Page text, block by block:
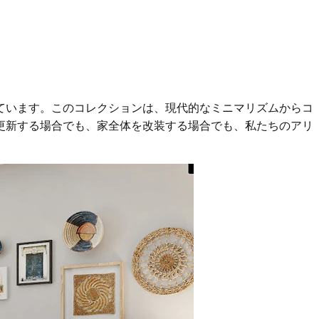
ます。このコレクションは、現代的なミニマリズムからコ
する場合でも、家全体を改装する場合でも、私たちのアリ